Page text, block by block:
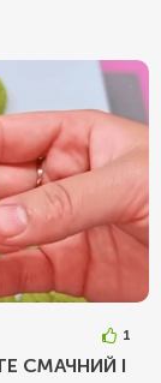
1
СМАЧНИЙ І